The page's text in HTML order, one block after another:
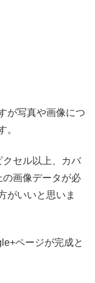
が写真や画像につ
。
セル以上、カバ
画像データが必
がいいと思いま
ページが完成と